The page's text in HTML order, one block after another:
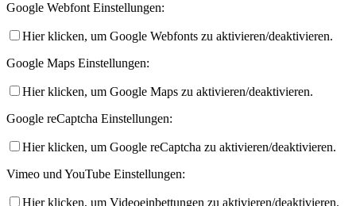
Google Webfont Einstellungen:
Hier klicken, um Google Webfonts zu aktivieren/deaktivieren.
Google Maps Einstellungen:
Hier klicken, um Google Maps zu aktivieren/deaktivieren.
Google reCaptcha Einstellungen:
Hier klicken, um Google reCaptcha zu aktivieren/deaktivieren.
Vimeo und YouTube Einstellungen:
Hier klicken, um Videoeinbettungen zu aktivieren/deaktivieren.